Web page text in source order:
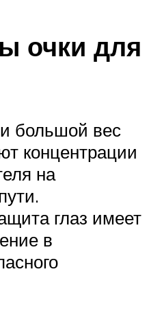
очки для
большой вес
концентрации
на
глаз имеет
в